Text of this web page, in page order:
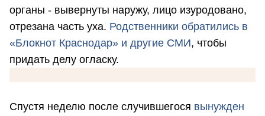
органы - вывернуты наружу, лицо изуродовано,
отрезана часть уха. Родственники обратились в
«Блокнот Краснодар» и другие СМИ, чтобы
придать делу огласку.
Спустя неделю после случившегося вынужден